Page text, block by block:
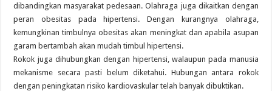
dibandingkan masyarakat pedesaan. Olahraga juga dikaitkan dengan
peran obesitas pada hipertensi. Dengan kurangnya olahraga,
kemungkinan timbulnya obesitas akan meningkat dan apabila asupan
garam bertambah akan mudah timbul hipertensi.
Rokok juga dihubungkan dengan hipertensi, walaupun pada manusia
mekanisme secara pasti belum diketahui. Hubungan antara rokok
dengan peningkatan risiko kardiovaskular telah banyak dibuktikan.